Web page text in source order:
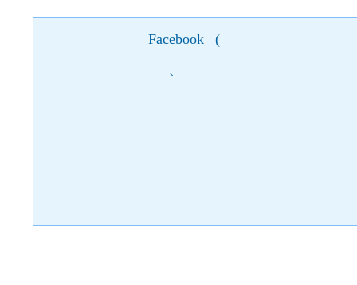
Facebook (
)